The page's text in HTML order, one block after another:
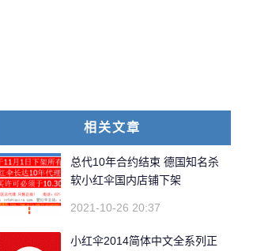
相关文章
总代10年合约结束 德国知名杀
软小红伞国内店铺下架
2021-10-26 20:37
小红伞2014简体中文全系列正